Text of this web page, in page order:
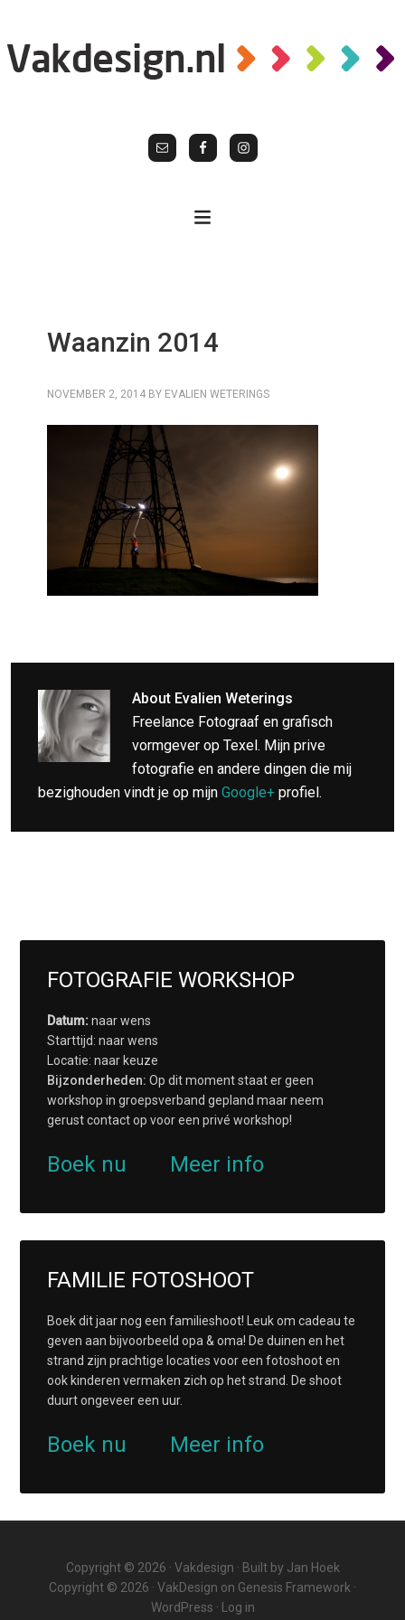
Waanzin 2014
NOVEMBER 2, 2014 BY EVALIEN WETERINGS
About Evalien Weterings
Freelance Fotograaf en grafisch
vormgever op Texel. Mijn prive
fotografie en andere dingen die mij
bezighouden vindt je op mijnGoogle+ profiel.
FOTOGRAFIE WORKSHOP
Datum:naar wens
Starttijd: naar wens
Locatie: naar keuze
Bijzonderheden: Op dit moment staat er geen
workshop in groepsverband gepland maar neem
gerust contact op voor een privé workshop!
Boek nu Meer info
FAMILIE FOTOSHOOT
Boek dit jaar nog een familieshoot! Leuk om cadeau te
geven aan bijvoorbeeld opa & oma! De duinen en het
strand zijn prachtige locaties voor een fotoshoot en
ook kinderen vermaken zich op het strand. De shoot
duurt ongeveer een uur.
Boek nu Meer info
Copyright © 2026 · Vakdesign · Built by Jan Hoek
Copyright © 2026 · VakDesign on Genesis Framework ·
WordPress · Log in